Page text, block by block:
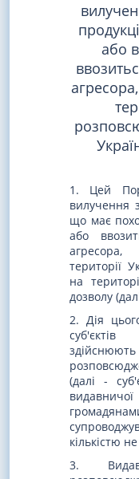
або
1. Цей
вилучення
що має
або
території
на
дозволу
2. Дія
(далі -
кількістю
3.